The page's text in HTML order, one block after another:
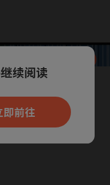
免费看
打开App新用
续阅读
即前往